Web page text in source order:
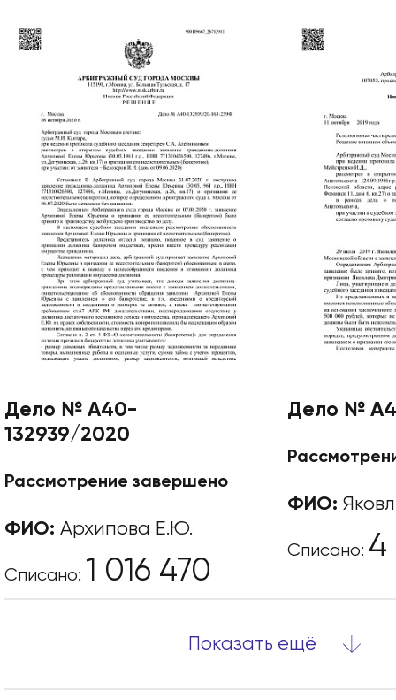
Дело № А40-
132939/2020
Рассмотрение завершено
ФИО: Архипова Е.Ю.
Списано: 1 016 470
Дело №
ФИО:
Списано: 4
Показать ещё
БАНКРОТСТВО